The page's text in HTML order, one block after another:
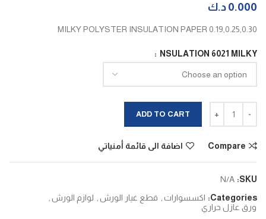
0.000 د.ك
MILKY POLYSTER INSULATION PAPER 0.19,0.25,0.30
NSULATION 6021 MILKY
ADD TO CART
Compare اضافة الى قائمة أمنياتي
SKU:
N/A
Categories:
اكسسوارات قطع غيار الورش لوازم الورش
ورق عازل حراري